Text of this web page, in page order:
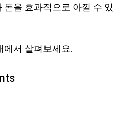
을 효과적으로 아낄 수 있
에서 살펴보세요.